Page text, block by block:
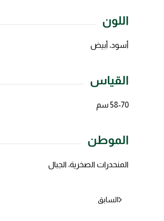
اللون
أسود، أبيض
القياس
58-70 سم
الموطن
المنحدرات الصخرية، الجبال
السابق